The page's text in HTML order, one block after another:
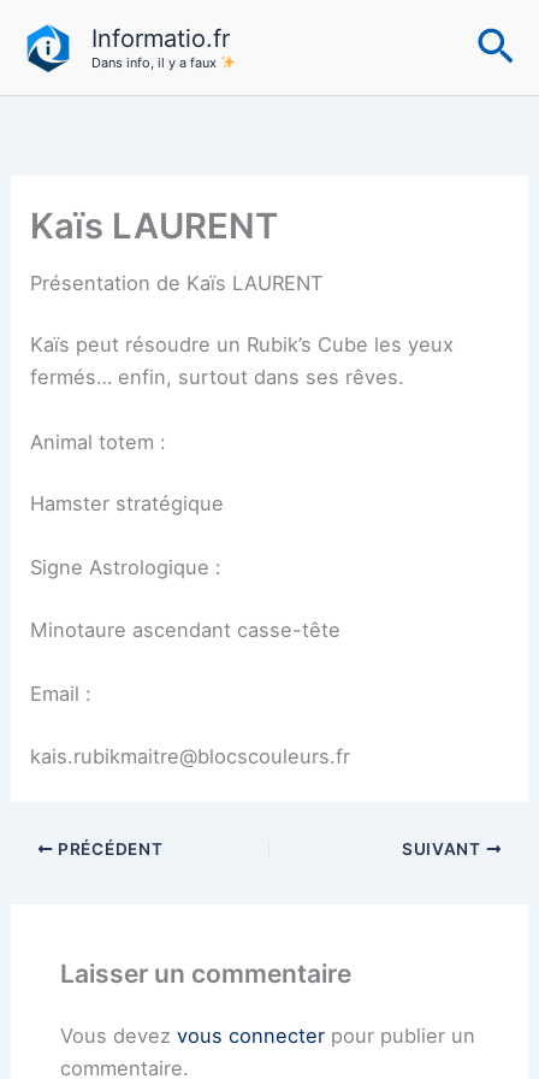
contenu
Informatio.fr
Dans info, il y a faux
Kaïs LAURENT
Présentation de Kaïs LAURENT
Kaïs peut résoudre un Rubik’s Cube les yeux
fermés… enfin, surtout dans ses rêves.
Animal totem :
Hamster stratégique
Signe Astrologique :
Minotaure ascendant casse-tête
Email :
kais.rubikmaitre@blocscouleurs.fr
PRÉCÉDENT SUIVANT
Laisser un commentaire
Vous devez vous connecterpour publier un
commentaire.